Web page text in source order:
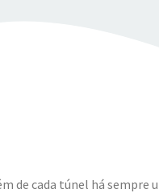
de cada túnel há sempre